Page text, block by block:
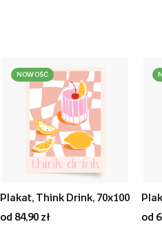
NOWOŚĆ
Plakat, Think Drink, 70x100
od 84,90 zł
od